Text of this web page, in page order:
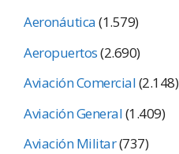
Aeronáutica(1.579)
Aeropuertos(2.690)
Aviación Comercial(2.148)
Aviación General(1.409)
Aviación Militar(737)